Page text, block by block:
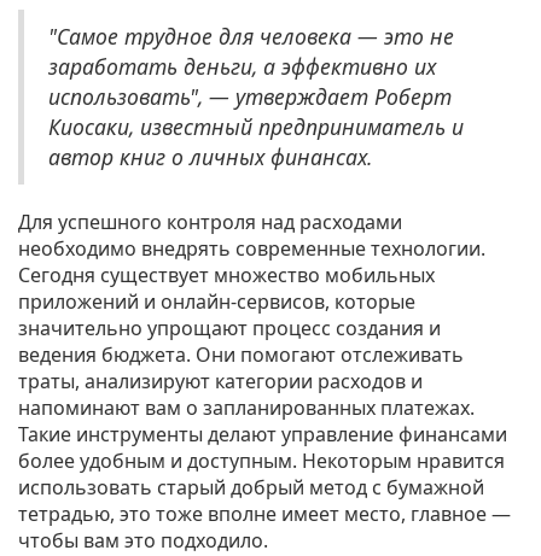
"Самое трудное для человека — это не
заработать деньги, а эффективно их
использовать", — утверждает Роберт
Киосаки, известный предприниматель и
автор книг о личных финансах.
Для успешного контроля над расходами
необходимо внедрять современные технологии.
Сегодня существует множество мобильных
приложений и онлайн-сервисов, которые
значительно упрощают процесс создания и
ведения бюджета. Они помогают отслеживать
траты, анализируют категории расходов и
напоминают вам о запланированных платежах.
Такие инструменты делают управление финансами
более удобным и доступным. Некоторым нравится
использовать старый добрый метод с бумажной
тетрадью, это тоже вполне имеет место, главное —
чтобы вам это подходило.